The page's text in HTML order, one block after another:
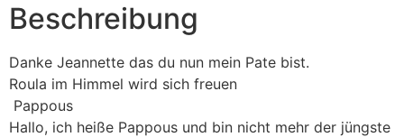
Beschreibung
Danke Jeannette das du nun mein Pate bist.
Roula im Himmel wird sich freuen
Pappous
Hallo, ich heiße Pappous und bin nicht mehr der jüngste